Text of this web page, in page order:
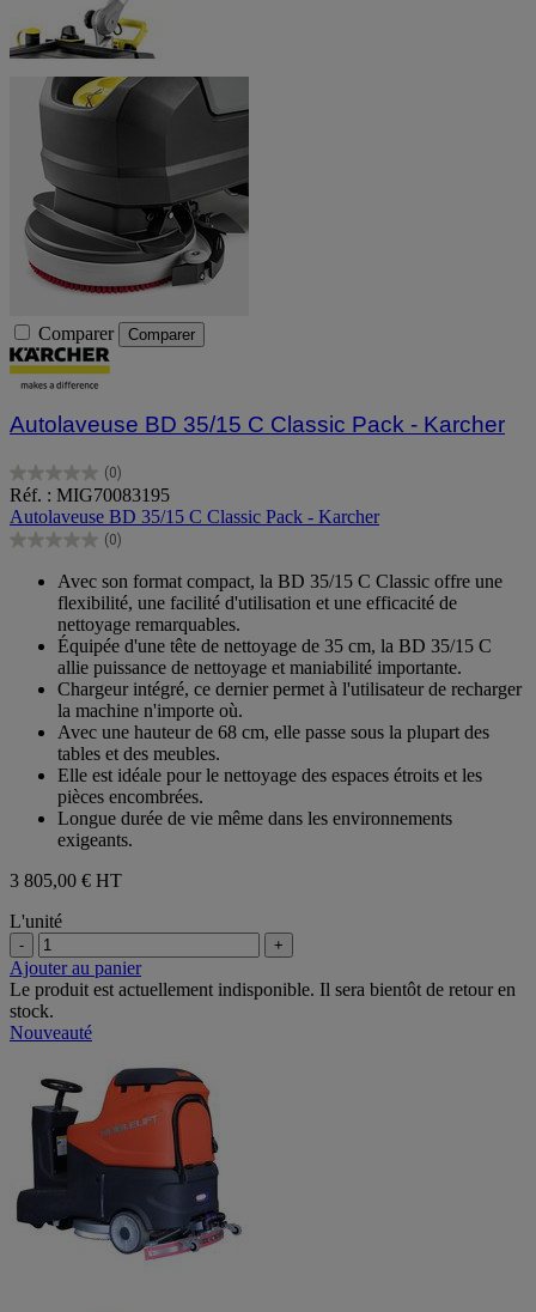
Comparer Comparer
Autolaveuse BD 35/15 C Classic Pack - Karcher
(0)
0.0
sur
5
étoiles.
Réf. : MIG70083195
Autolaveuse BD 35/15 C Classic Pack - Karcher
(0)
0.0
étoiles.
Avec son format compact, la BD 35/15 C Classic offre une
flexibilité, une facilité d'utilisation et une efficacité de
nettoyage remarquables.
Équipée d'une tête de nettoyage de 35 cm, la BD 35/15 C
allie puissance de nettoyage et maniabilité importante.
Chargeur intégré, ce dernier permet à l'utilisateur de recharger
la machine n'importe où.
Avec une hauteur de 68 cm, elle passe sous la plupart des
tables et des meubles.
Elle est idéale pour le nettoyage des espaces étroits et les
pièces encombrées.
Longue durée de vie même dans les environnements
exigeants.
3 805,00 € HT
L'unité
- +
Ajouter au panier
Le produit est actuellement indisponible. Il sera bientôt de retour en
stock.
Nouveauté